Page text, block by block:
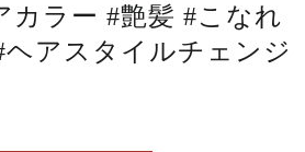
カラー #艶髪 #こなれ
アスタイルチェンジ